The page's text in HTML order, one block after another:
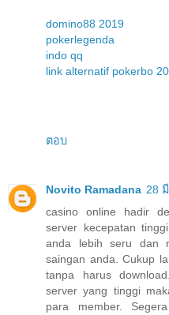
domino88 2019
pokerlegenda
indo qq
link alternatif pokerbo
ตอบ
Novito Ramadana 28
casino online hadir
server kecepatan
anda lebih seru dan
saingan anda. Cukup
tanpa harus
server yang tinggi
para member.